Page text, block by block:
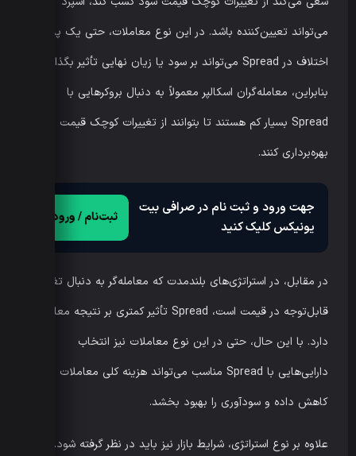
می‌تواند تعیین‌کننده باشد. در این نوع معاملات، حتی یک پیپ
اختلاف در Spread می‌تواند بر سود یا زیان نهایی تأثیر بگذارد.
بنابراین، معامله‌گران اسکالپر معمولاً به دنبال بروکرهایی با
Spread بسیار کم هستند تا بتوانند از تغییرات کوچک قیمت
بهره‌برداری کنند.
جهت ورود و ثبت نام در صرافی بیت
یونیکس کلیک کنید
ثبت‌نام / ورود
در مقابل، در استراتژی‌های بلندمدت که معامله‌گر به دنبال تغییرات
قابل‌توجه در قیمت است، Spread تأثیر کمتری بر نتیجه معاملات
دارد. با این حال، حتی در این نوع معاملات نیز انتخاب
دارایی‌هایی با Spread مناسب می‌تواند هزینه کلی معاملات را
کاهش داده و سودآوری را بهبود بخشد.
علاوه بر نوع استراتژی، شرایط بازار نیز باید در نظر گرفته شود. در